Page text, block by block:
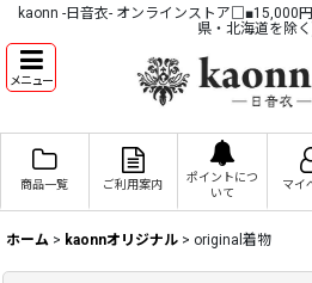
kaonn -日音衣- オンラインストア□■15,000
県・北海道を除
メニュー
商品一覧 ご利用案内
ポイントにつ
いて
マイ
ホーム > kaonnオリジナル > original着物